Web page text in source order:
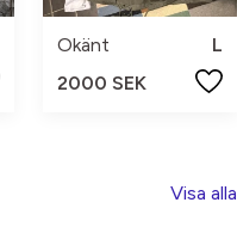
Okänt
L
2000 SEK
Visa alla